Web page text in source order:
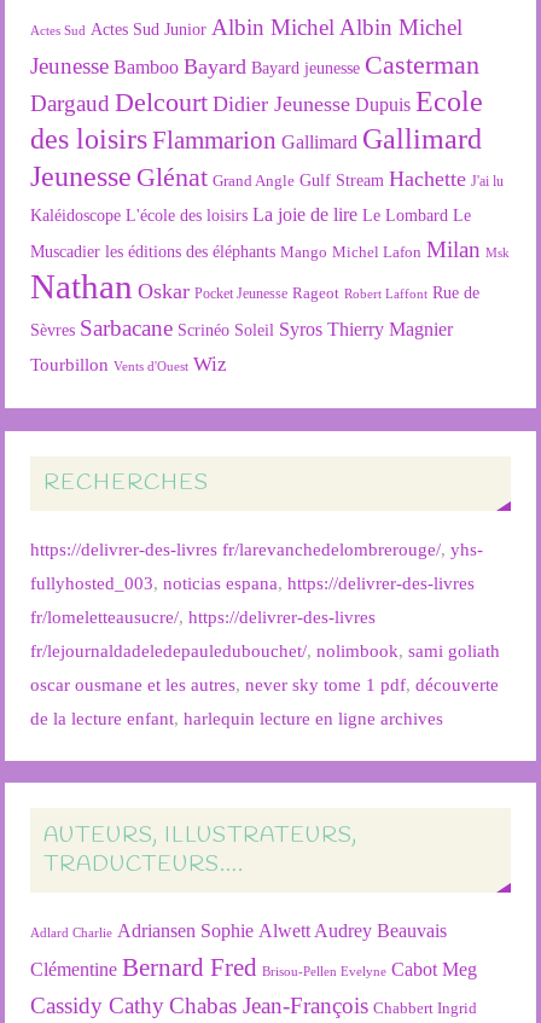
Actes Sud Actes Sud Junior Albin Michel Albin Michel
Jeunesse Bamboo Bayard Bayard jeunesse Casterman
Dargaud Delcourt Didier Jeunesse Dupuis Ecole
des loisirsFlammarion Gallimard Gallimard
Jeunesse Glénat Grand Angle Gulf Stream Hachette J'ai lu
Kaléidoscope L'école des loisirs La joie de lire Le Lombard Le
Muscadier les éditions des éléphants Mango Michel Lafon Milan Msk
Nathan Oskar Pocket Jeunesse Rageot Robert Laffont Rue de
Sèvres Sarbacane Scrinéo Soleil Syros Thierry Magnier
Tourbillon Vents d'Ouest Wiz
RECHERCHES
https://delivrer-des-livres fr/larevanchedelombrerouge/,yhs-
fullyhosted_003,noticias espana,https://delivrer-des-livres
fr/lomeletteausucre/,https://delivrer-des-livres
fr/lejournaldadeledepauledubouchet/,nolimbook,sami goliath
oscar ousmane et les autres,never sky tome 1 pdf,découverte
de la lecture enfant,harlequin lecture en ligne archives
AUTEURS, ILLUSTRATEURS,
TRADUCTEURS….
Adlard Charlie Adriansen Sophie Alwett Audrey Beauvais
Clémentine Bernard Fred Brisou-Pellen Evelyne Cabot Meg
Cassidy Cathy Chabas Jean-François Chabbert Ingrid